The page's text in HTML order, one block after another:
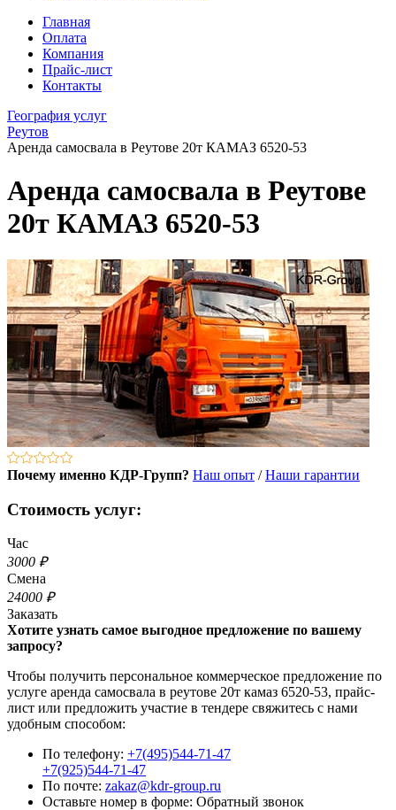
Главная
Оплата
Компания
Прайс-лист
Контакты
География услуг
Реутов
Аренда самосвала в Реутове 20т КАМАЗ 6520-53
Аренда самосвала в Реутове
20т КАМАЗ 6520-53
Почему именно КДР-Групп? Наш опыт /Наши гарантии
Стоимость услуг:
Час
3000 ₽
Смена
24000 ₽
Заказать
Хотите узнать самое выгодное предложение по вашему
запросу?
Чтобы получить персональное коммерческое предложение по
услуге аренда самосвала в реутове 20т камаз 6520-53, прайс-
лист или предложить участие в тендере свяжитесь с нами
удобным способом:
По телефону: +7(495)544-71-47
+7(925)544-71-47
По почте: zakaz@kdr-group.ru
Оставьте номер в форме: Обратный звонок